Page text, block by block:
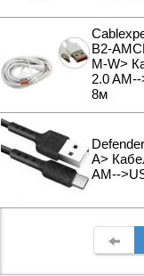
B2-
M-W>
2.0
8м
A>
AM--